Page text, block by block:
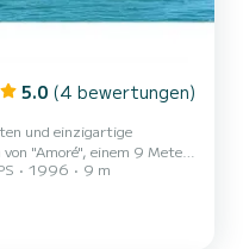
5.0 (4 bewertungen)
Interieur und seinem
der Entspannung, der
seinem erhöhten
und der gemütlichen
1996
9 m